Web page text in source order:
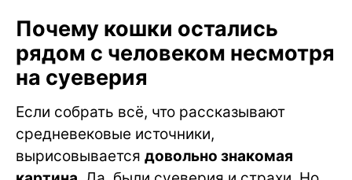
Почему кошки остались
рядом с человеком несмотря
на суеверия
Если собрать всё, что рассказывают
средневековые источники,
вырисовывается довольно знакомая